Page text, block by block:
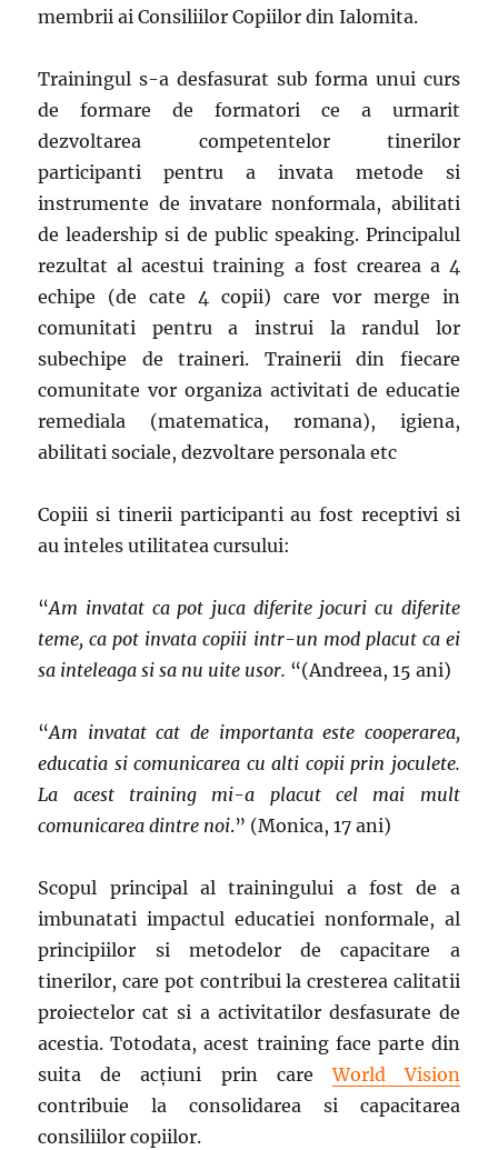
membrii ai Consiliilor Copiilor din Ialomita.
Trainingul s-a desfasurat sub forma unui curs
de formare de formatori ce a urmarit
dezvoltarea competentelor tinerilor
participanti pentru a invata metode si
instrumente de invatare nonformala, abilitati
de leadership si de public speaking. Principalul
rezultat al acestui training a fost crearea a 4
echipe (de cate 4 copii) care vor merge in
comunitati pentru a instrui la randul lor
subechipe de traineri. Trainerii din fiecare
comunitate vor organiza activitati de educatie
remediala (matematica, romana), igiena,
abilitati sociale, dezvoltare personala etc
Copiii si tinerii participanti au fost receptivi si
au inteles utilitatea cursului:
“Am invatat ca pot juca diferite jocuri cu diferite
teme, ca pot invata copiii intr-un mod placut ca ei
sa inteleaga si sa nu uite usor. “(Andreea, 15 ani)
“Am invatat cat de importanta este cooperarea,
educatia si comunicarea cu alti copii prin joculete.
La acest training mi-a placut cel mai mult
comunicarea dintre noi.” (Monica, 17 ani)
Scopul principal al trainingului a fost de a
imbunatati impactul educatiei nonformale, al
principiilor si metodelor de capacitare a
tinerilor, care pot contribui la cresterea calitatii
proiectelor cat si a activitatilor desfasurate de
acestia. Totodata, acest training face parte din
suita de acțiuni prin careWorld Vision
contribuie la consolidarea si capacitarea
consiliilor copiilor.